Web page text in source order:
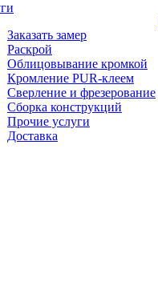
Заказать замер
Раскрой
Облицовывание кромкой
Кромление PUR-клеем
Сверление и фрезерование
Сборка конструкций
Прочие услуги
Доставка